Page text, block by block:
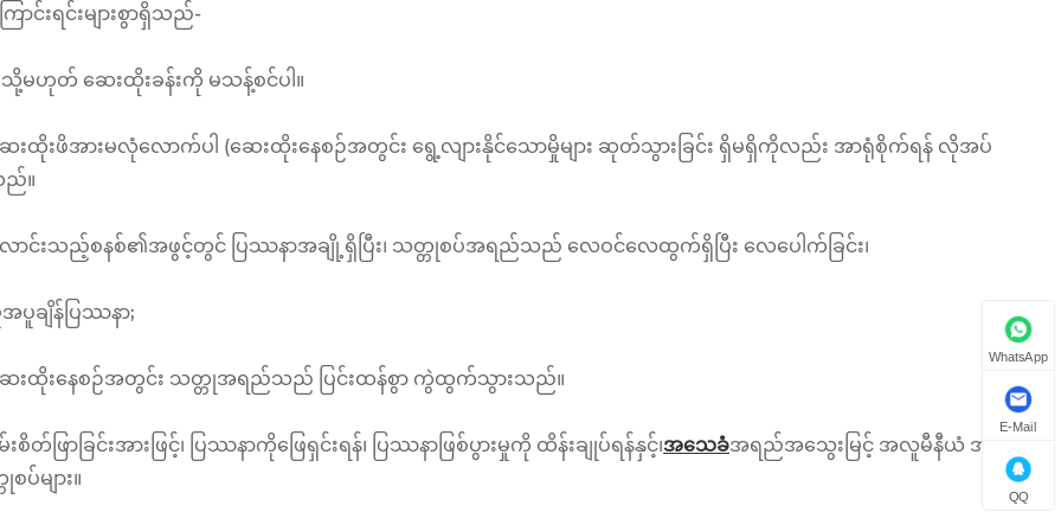
ာင်းရင်းများစွာရှိသည်-
သို့မဟုတ် ဆေးထိုးခန်းကို မသန့်စင်ပါ။
ေးထိုးဖိအားမလုံလောက်ပါ (ဆေးထိုးနေစဉ်အတွင်း ရွေ့လျားနိုင်သောမှိုများ ဆုတ်သွားခြင်း ရှိမရှိကိုလည်း အာရုံစိုက်ရန် လိုအပ်
ည်။
ောင်းသည့်စနစ်၏အဖွင့်တွင် ပြဿနာအချို့ရှိပြီး၊ သတ္တုစပ်အရည်သည် လေဝင်လေထွက်ရှိပြီး လေပေါက်ခြင်း၊
ပူချိန်ပြဿနာ;
ေးထိုးနေစဉ်အတွင်း သတ္တုအရည်သည် ပြင်းထန်စွာ ကွဲထွက်သွားသည်။
းစိတ်ဖြာခြင်းအားဖြင့်၊ ပြဿနာကိုဖြေရှင်းရန်၊ ပြဿနာဖြစ်ပွားမှုကို ထိန်းချုပ်ရန်နှင့်၊အသေခံအရည်အသွေးမြင့် အလူမီနီယံ အလွိုင်း
ပ်များ။
WhatsApp
E-Mail
QQ